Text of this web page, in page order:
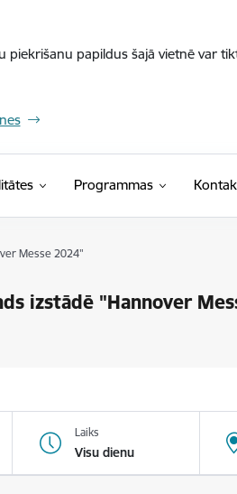
papildus šajā vietnē var
Programmas
Messe 2024"
izstādē "Hannover
Laiks
Visu dienu